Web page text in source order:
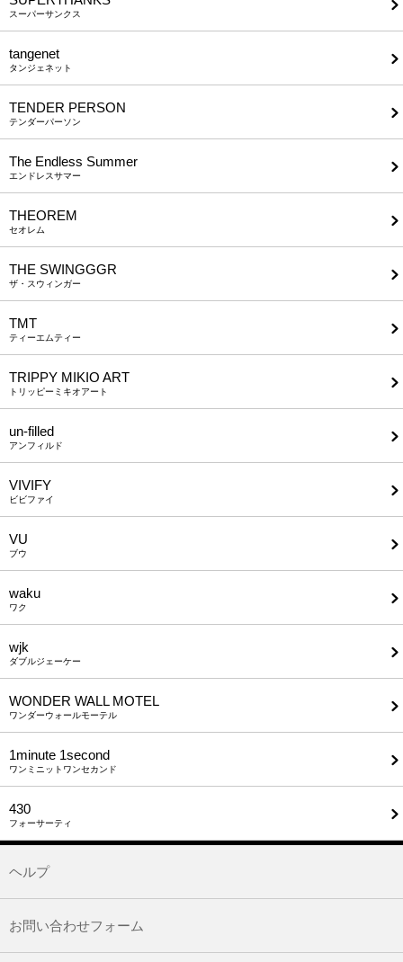
スーパーサンクス
tangenet
タンジェネット
TENDER PERSON
テンダーパーソン
The Endless Summer
エンドレスサマー
THEOREM
セオレム
THE SWINGGGR
ザ・スウィンガー
TMT
ティーエムティー
TRIPPY MIKIO ART
トリッピーミキオアート
un-filled
アンフィルド
VIVIFY
ビビファイ
VU
ブウ
waku
ワク
wjk
ダブルジェーケー
WONDER WALL MOTEL
ワンダーウォールモーテル
1minute​ 1second
ワンミニットワンセカンド
430
フォーサーティ
ヘルプ
お問い合わせフォーム